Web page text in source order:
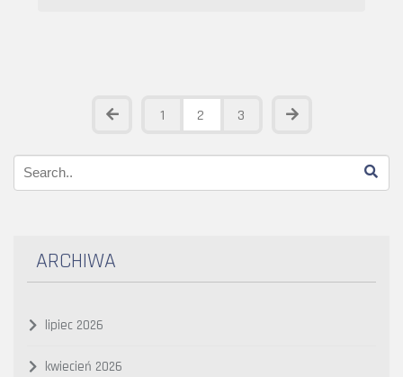
1 2 3
ARCHIWA
lipiec 2026
kwiecień 2026